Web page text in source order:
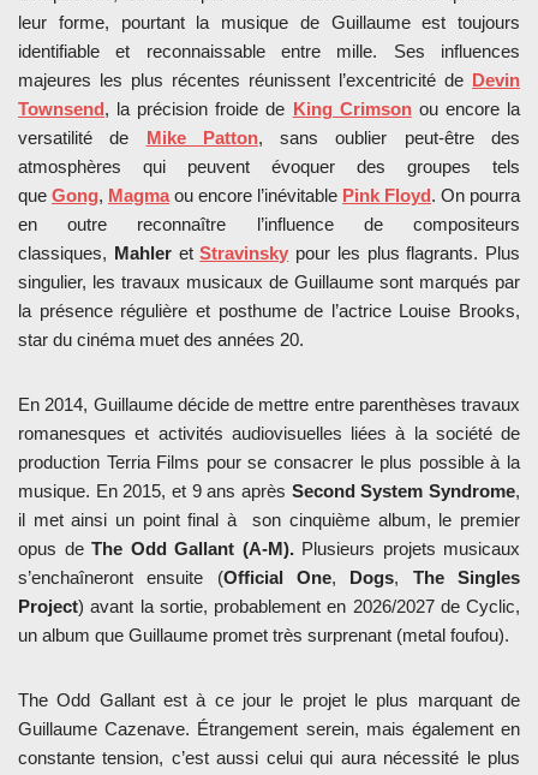
leur forme, pourtant la musique de Guillaume est toujours
identifiable et reconnaissable entre mille. Ses influences
majeures les plus récentes réunissent l’excentricité de Devin
Townsend, la précision froide de King Crimsonou encore la
versatilité de Mike Patton, sans oublier peut-être des
atmosphères qui peuvent évoquer des groupes tels
que Gong, Magmaou encore l’inévitable Pink Floyd. On pourra
en outre reconnaître l’influence de compositeurs
classiques, MahleretStravinsky pour les plus flagrants. Plus
singulier, les travaux musicaux de Guillaume sont marqués par
la présence régulière et posthume de l’actrice Louise Brooks,
star du cinéma muet des années 20.
En 2014, Guillaume décide de mettre entre parenthèses travaux
romanesques et activités audiovisuelles liées à la société de
production Terria Films pour se consacrer le plus possible à la
musique. En 2015, et 9 ans après Second System Syndrome,
il met ainsi un point final à son cinquième album, le premier
opus de The Odd Gallant (A-M). Plusieurs projets musicaux
s’enchaîneront ensuite (Official One, Dogs, The Singles
Project) avant la sortie, probablement en 2026/2027 de Cyclic,
un album que Guillaume promet très surprenant (metal foufou).
The Odd Gallant est à ce jour le projet le plus marquant de
Guillaume Cazenave. Étrangement serein, mais également en
constante tension, c’est aussi celui qui aura nécessité le plus